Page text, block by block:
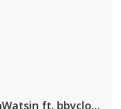
BL3SS x CamrinWatsin ft. bbyclose